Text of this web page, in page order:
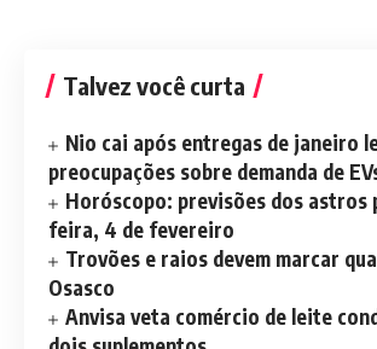
Talvez você curta
Nio cai após entregas de janeiro
preocupações sobre demanda de
Horóscopo: previsões dos astros
feira, 4 de fevereiro
Trovões e raios devem marcar
Osasco
Anvisa veta comércio de leite